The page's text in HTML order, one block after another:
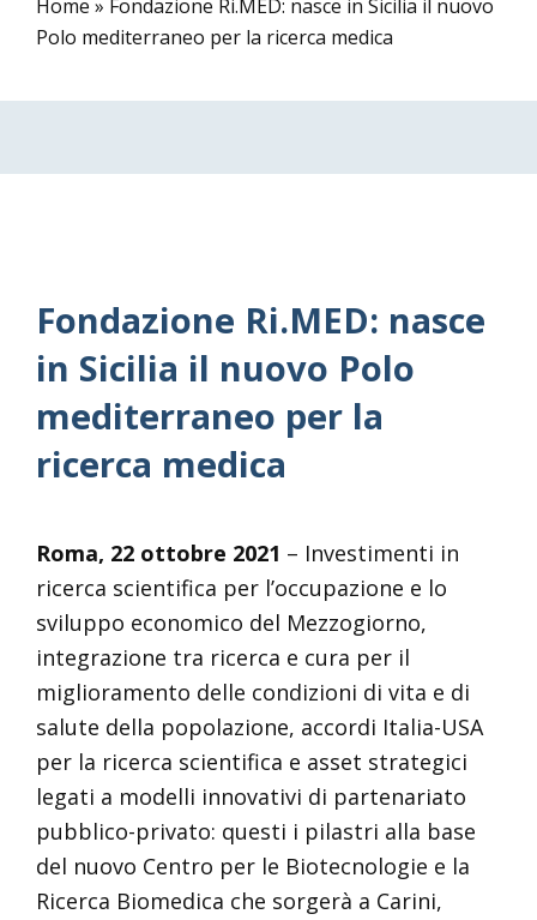
Home » Fondazione Ri.MED: nasce in Sicilia il nuovo
Polo mediterraneo per la ricerca medica
Fondazione Ri.MED: nasce
in Sicilia il nuovo Polo
mediterraneo per la
ricerca medica
Roma, 22 ottobre 2021 – Investimenti in
ricerca scientifica per l’occupazione e lo
sviluppo economico del Mezzogiorno,
integrazione tra ricerca e cura per il
miglioramento delle condizioni di vita e di
salute della popolazione, accordi Italia-USA
per la ricerca scientifica e asset strategici
legati a modelli innovativi di partenariato
pubblico-privato: questi i pilastri alla base
del nuovo Centro per le Biotecnologie e la
Ricerca Biomedica che sorgerà a Carini,